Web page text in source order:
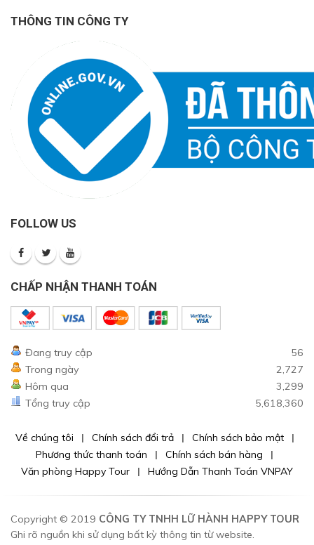
THÔNG TIN CÔNG TY
FOLLOW US
CHẤP NHẬN THANH TOÁN
Đang truy cập
56
Trong ngày
2,727
Hôm qua
3,299
Tổng truy cập
5,618,360
Về chúng tôi Chính sách đổi trả
Chính sách bảo mật
Phương thức thanh toán
Chính sách bán hàng
Văn phòng Happy Tour
Hướng Dẫn Thanh Toán VNPAY
Copyright © 2019 CÔNG TY TNHH LỮ HÀNH HAPPY TOUR
Ghi rõ nguồn khi sử dụng bất kỳ thông tin từ website.